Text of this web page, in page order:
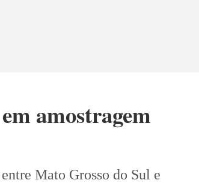
amostragem
Mato Grosso do Sul e